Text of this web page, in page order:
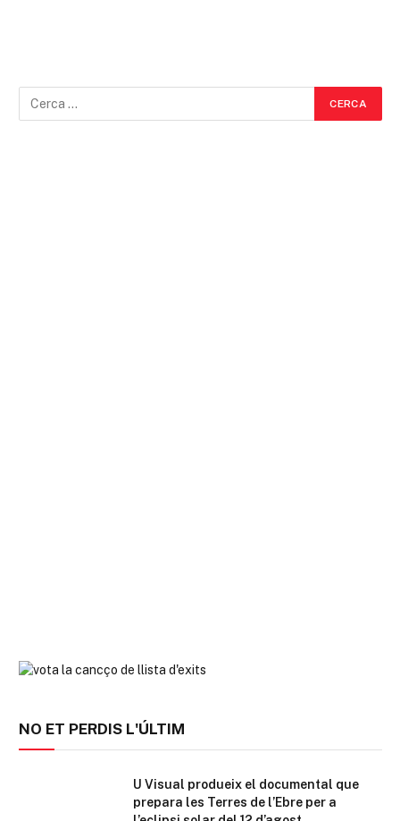
NO ET PERDIS L'ÚLTIM
U Visual produeix el documental que
prepara les Terres de l’Ebre per a